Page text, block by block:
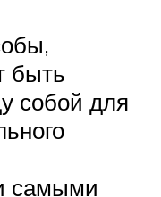
быть
собой для
самыми